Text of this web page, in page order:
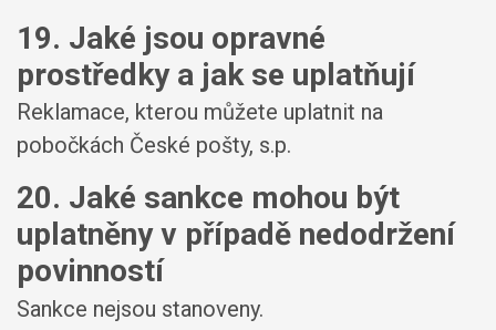
19. Jaké jsou opravné
prostředky a jak se uplatňují
Reklamace, kterou můžete uplatnit na
pobočkách České pošty, s.p.
20. Jaké sankce mohou být
uplatněny v případě nedodržení
povinností
Sankce nejsou stanoveny.